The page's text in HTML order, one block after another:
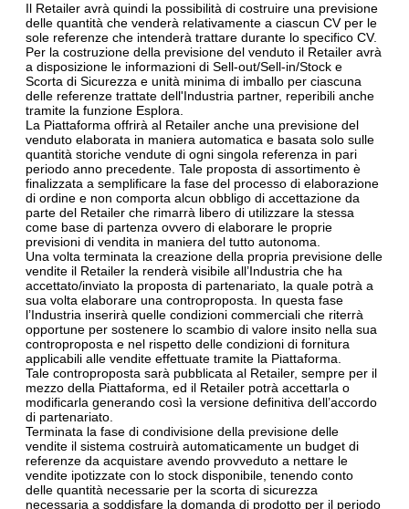
Il Retailer avrà quindi la possibilità di costruire una previsione
delle quantità che venderà relativamente a ciascun CV per le
sole referenze che intenderà trattare durante lo specifico CV.
Per la costruzione della previsione del venduto il Retailer avrà
a disposizione le informazioni di Sell-out/Sell-in/Stock e
Scorta di Sicurezza e unità minima di imballo per ciascuna
delle referenze trattate dell'Industria partner, reperibili anche
tramite la funzione Esplora.
La Piattaforma offrirà al Retailer anche una previsione del
venduto elaborata in maniera automatica e basata solo sulle
quantità storiche vendute di ogni singola referenza in pari
periodo anno precedente. Tale proposta di assortimento è
finalizzata a semplificare la fase del processo di elaborazione
di ordine e non comporta alcun obbligo di accettazione da
parte del Retailer che rimarrà libero di utilizzare la stessa
come base di partenza ovvero di elaborare le proprie
previsioni di vendita in maniera del tutto autonoma.
Una volta terminata la creazione della propria previsione delle
vendite il Retailer la renderà visibile all’Industria che ha
accettato/inviato la proposta di partenariato, la quale potrà a
sua volta elaborare una controproposta. In questa fase
l’Industria inserirà quelle condizioni commerciali che riterrà
opportune per sostenere lo scambio di valore insito nella sua
controproposta e nel rispetto delle condizioni di fornitura
applicabili alle vendite effettuate tramite la Piattaforma.
Tale controproposta sarà pubblicata al Retailer, sempre per il
mezzo della Piattaforma, ed il Retailer potrà accettarla o
modificarla generando così la versione definitiva dell’accordo
di partenariato.
Terminata la fase di condivisione della previsione delle
vendite il sistema costruirà automaticamente un budget di
referenze da acquistare avendo provveduto a nettare le
vendite ipotizzate con lo stock disponibile, tenendo conto
delle quantità necessarie per la scorta di sicurezza
necessaria a soddisfare la domanda di prodotto per il periodo